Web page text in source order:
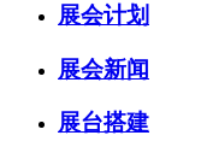
展会计划
展会新闻
展台搭建